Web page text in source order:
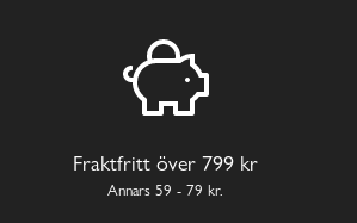
Fraktfritt över 799 kr
Annars 59 - 79 kr.